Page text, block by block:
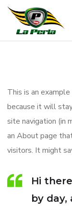
This is an
because it will
site navigation (in
an About page
visitors. It might
Hi
by